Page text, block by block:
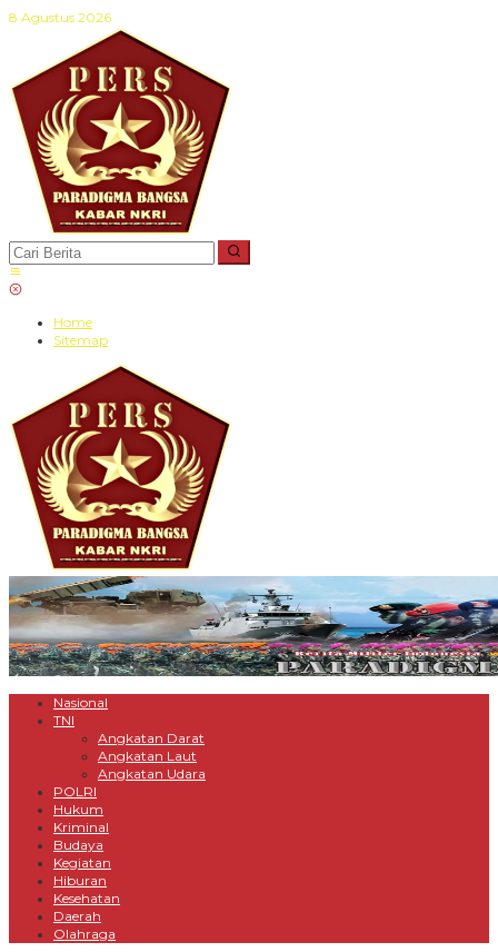
Lewati
8 Agustus 2026
Home
Sitemap
Nasional
TNI
Angkatan Darat
Angkatan Laut
Angkatan Udara
POLRI
Hukum
Kriminal
Budaya
Kegiatan
Hiburan
Kesehatan
Daerah
Olahraga